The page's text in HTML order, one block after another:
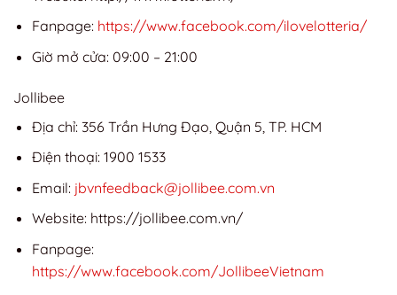
Fanpage: https://www.facebook.com/ilovelotteria/
Giờ mở cửa: 09:00 – 21:00
Jollibee
Địa chỉ: 356 Trần Hưng Đạo, Quận 5, TP. HCM
Điện thoại: 1900 1533
Email: jbvnfeedback@jollibee.com.vn
Website: https://jollibee.com.vn/
Fanpage:
https://www.facebook.com/JollibeeVietnam